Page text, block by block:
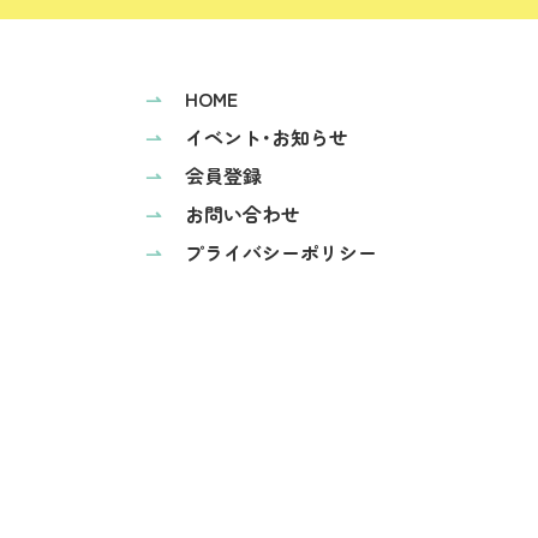
⇀
HOME
⇀
イベント･お知らせ
⇀
会員登録
⇀
お問い合わせ
⇀
プライバシーポリシー